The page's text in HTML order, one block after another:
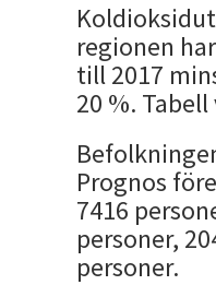
regionen
till 2017
20 %. Tabell
Prognos
7416
personer,
personer.